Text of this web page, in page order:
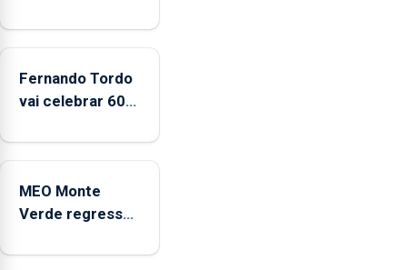
e
Fernando Tordo
vai celebrar 60
no Coliseu
MEO Monte
Verde regressa
acessibilidade